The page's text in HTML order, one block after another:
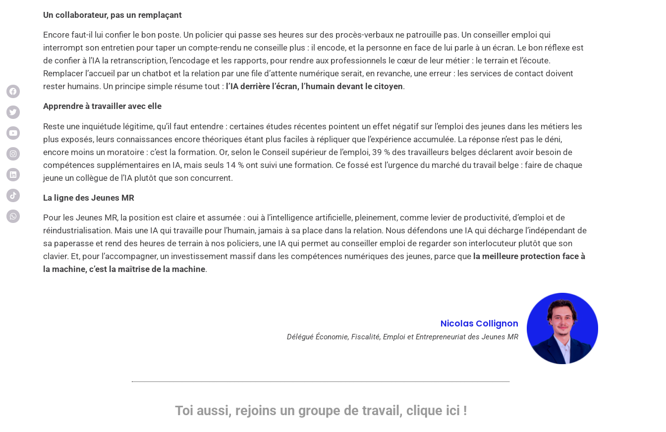
Un collaborateur, pas un remplaçant
Encore faut-il lui confier le bon poste. Un policier qui passe ses heures sur des procès-verbaux ne patrouille pas. Un conseiller emploi qui
interrompt son entretien pour taper un compte-rendu ne conseille plus : il encode, et la personne en face de lui parle à un écran. Le bon réflexe est
de confier à l’IA la retranscription, l’encodage et les rapports, pour rendre aux professionnels le cœur de leur métier : le terrain et l’écoute.
Remplacer l’accueil par un chatbot et la relation par une file d’attente numérique serait, en revanche, une erreur : les services de contact doivent
rester humains. Un principe simple résume tout : l’IA derrière l’écran, l’humain devant le citoyen.
Apprendre à travailler avec elle
Reste une inquiétude légitime, qu’il faut entendre : certaines études récentes pointent un effet négatif sur l’emploi des jeunes dans les métiers les
plus exposés, leurs connaissances encore théoriques étant plus faciles à répliquer que l’expérience accumulée. La réponse n’est pas le déni,
encore moins un moratoire : c’est la formation. Or, selon le Conseil supérieur de l’emploi, 39 % des travailleurs belges déclarent avoir besoin de
compétences supplémentaires en IA, mais seuls 14 % ont suivi une formation. Ce fossé est l’urgence du marché du travail belge : faire de chaque
jeune un collègue de l’IA plutôt que son concurrent.
La ligne des Jeunes MR
Pour les Jeunes MR, la position est claire et assumée : oui à l’intelligence artificielle, pleinement, comme levier de productivité, d’emploi et de
réindustrialisation. Mais une IA qui travaille pour l’humain, jamais à sa place dans la relation. Nous défendons une IA qui décharge l’indépendant de
sa paperasse et rend des heures de terrain à nos policiers, une IA qui permet au conseiller emploi de regarder son interlocuteur plutôt que son
clavier. Et, pour l’accompagner, un investissement massif dans les compétences numériques des jeunes, parce que la meilleure protection face à
la machine, c’est la maîtrise de la machine.
Nicolas Collignon
Délégué Économie, Fiscalité, Emploi et Entrepreneuriat des Jeunes MR
Toi aussi, rejoins un groupe de travail, clique ici !